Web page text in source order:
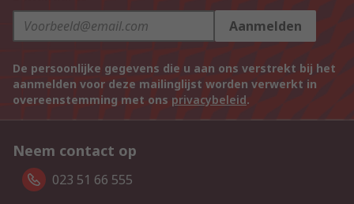
Aanmelden
De persoonlijke gegevens die u aan ons verstrekt bij het
aanmelden voor deze mailinglijst worden verwerkt in
overeenstemming met ons privacybeleid.
Neem contact op
023 51 66 555